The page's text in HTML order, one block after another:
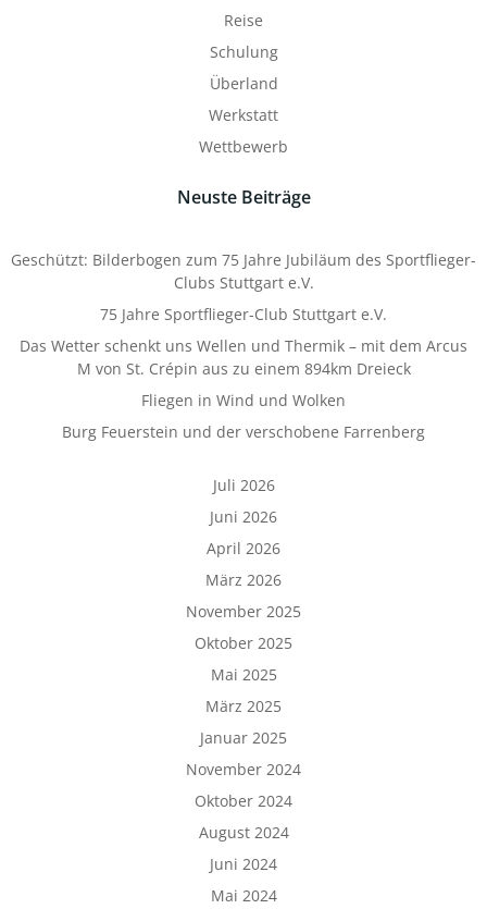
Reise
Schulung
Überland
Werkstatt
Wettbewerb
Neuste Beiträge
Geschützt: Bilderbogen zum 75 Jahre Jubiläum des Sportflieger-
Clubs Stuttgart e.V.
75 Jahre Sportflieger-Club Stuttgart e.V.
Das Wetter schenkt uns Wellen und Thermik – mit dem Arcus
M von St. Crépin aus zu einem 894km Dreieck
Fliegen in Wind und Wolken
Burg Feuerstein und der verschobene Farrenberg
Juli 2026
Juni 2026
April 2026
März 2026
November 2025
Oktober 2025
Mai 2025
März 2025
Januar 2025
November 2024
Oktober 2024
August 2024
Juni 2024
Mai 2024